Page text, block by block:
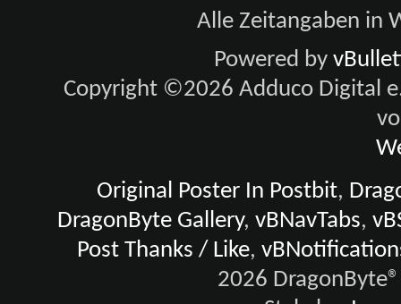
Alle Zeitangaben in
Powered by
Copyright ©2026 Adduco Digital
Original Poster In Postbit,
DragonByte Gallery,vBNavTabs,
Post Thanks / Like,
2026